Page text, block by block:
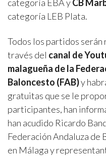
categoría EBA yCB
categoría LEB Plata.
Todos los partidos
través del canal de
malagueña de la
Baloncesto (FAB)y
gratuitas que se le
participantes, han
han acudido Ricardo
Federación Andaluza de
en Málaga y